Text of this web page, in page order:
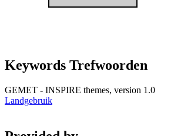
Keywords Trefwoorden
GEMET - INSPIRE themes, version 1.0
Landgebruik